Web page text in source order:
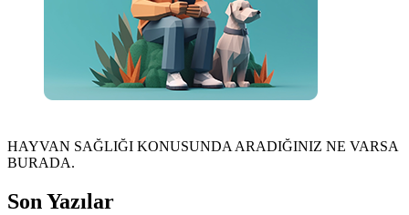
HAYVAN SAĞLIĞI KONUSUNDA ARADIĞINIZ NE VARSA
BURADA.
Son Yazılar